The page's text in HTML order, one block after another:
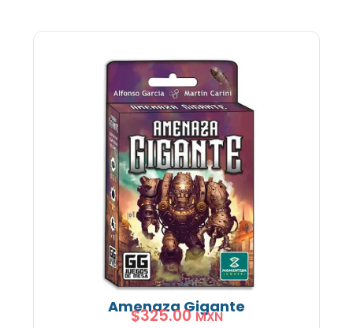
Amenaza Gigante
$325.00 MXN